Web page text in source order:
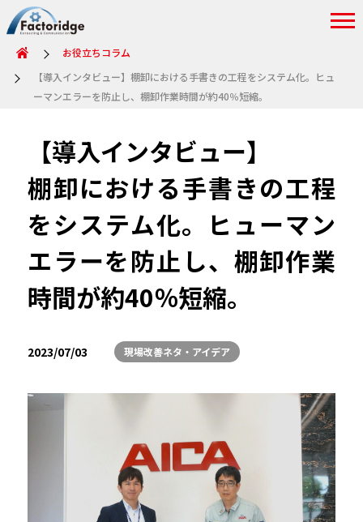
お役立ちコラム
【導入インタビュー】棚卸における手書きの工程をシステム化。ヒュ
ーマンエラーを防止し、棚卸作業時間が約40％短縮。
【導入インタビュー】
棚卸における手書きの工程
をシステム化。ヒューマン
エラーを防止し、棚卸作業
時間が約40％短縮。
2023/07/03 現場改善ネタ・アイデア